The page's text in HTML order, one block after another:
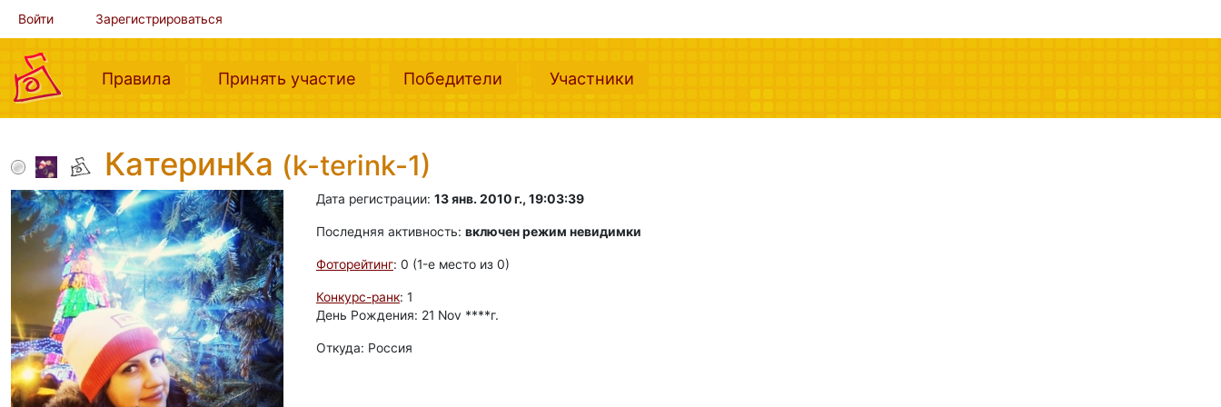
Войти Зарегистрироваться
Правила (current)Принять участие (current)Победители (current)Участники
КaтеринКa (k-terink-1)
Дата регистрации: 13 янв. 2010 г., 19:03:39
Последняя активность: включен режим невидимки
Фоторейтинг: 0 (1-e место из 0)
Конкурс-ранк: 1
День Рождения: 21 Nov ****г.
Откуда: Россия